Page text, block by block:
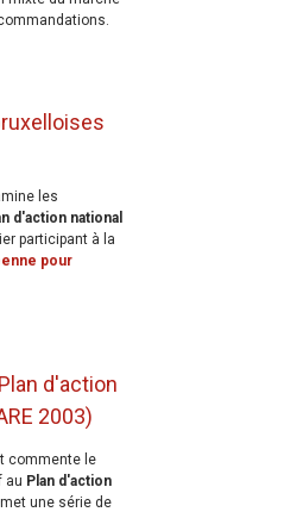
les
d'action national
participant à la
pour
d'action
2003)
commente le
au Plan d'action
une série de